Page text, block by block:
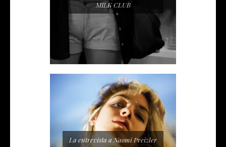
MILK CLUB
La entrevista a Naomi Preizler